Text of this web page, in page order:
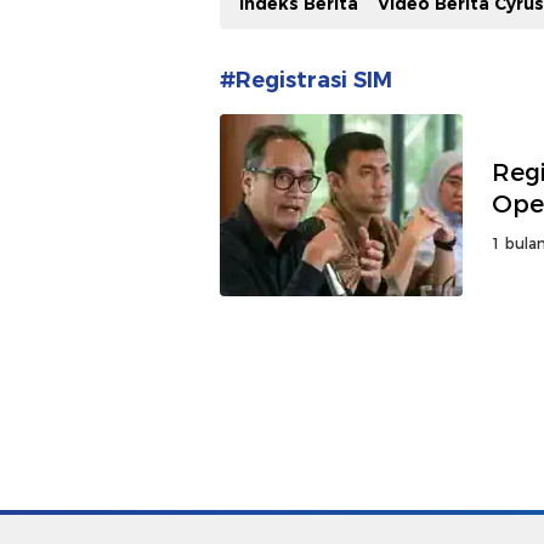
#Registrasi SIM
1